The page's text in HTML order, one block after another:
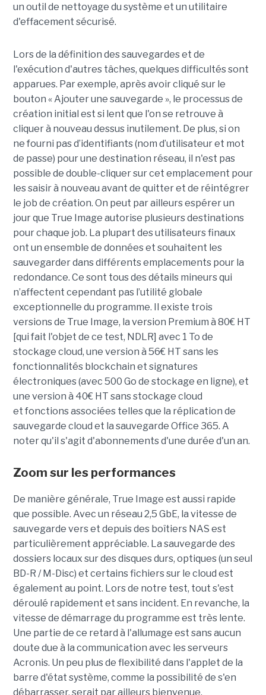
un outil de nettoyage du système et un utilitaire
d'effacement sécurisé.
Lors de la définition des sauvegardes et de
l'exécution d'autres tâches, quelques difficultés sont
apparues. Par exemple, après avoir cliqué sur le
bouton « Ajouter une sauvegarde », le processus de
création initial est si lent que l'on se retrouve à
cliquer à nouveau dessus inutilement. De plus, si on
ne fourni pas d’identifiants (nom d’utilisateur et mot
de passe) pour une destination réseau, il n'est pas
possible de double-cliquer sur cet emplacement pour
les saisir à nouveau avant de quitter et de réintégrer
le job de création. On peut par ailleurs espérer un
jour que True Image autorise plusieurs destinations
pour chaque job. La plupart des utilisateurs finaux
ont un ensemble de données et souhaitent les
sauvegarder dans différents emplacements pour la
redondance. Ce sont tous des détails mineurs qui
n’affectent cependant pas l’utilité globale
exceptionnelle du programme. Il existe trois
versions de True Image, la version Premium à 80€ HT
[qui fait l'objet de ce test, NDLR] avec 1 To de
stockage cloud, une version à 56€ HT sans les
fonctionnalités blockchain et signatures
électroniques (avec 500 Go de stockage en ligne), et
une version à 40€ HT sans stockage cloud
et fonctions associées telles que la réplication de
sauvegarde cloud et la sauvegarde Office 365. A
noter qu'il s'agit d'abonnements d'une durée d'un an.
Zoom sur les performances
De manière générale, True Image est aussi rapide
que possible. Avec un réseau 2,5 GbE, la vitesse de
sauvegarde vers et depuis des boîtiers NAS est
particulièrement appréciable. La sauvegarde des
dossiers locaux sur des disques durs, optiques (un seul
BD-R / M-Disc) et certains fichiers sur le cloud est
également au point. Lors de notre test, tout s'est
déroulé rapidement et sans incident. En revanche, la
vitesse de démarrage du programme est très lente.
Une partie de ce retard à l'allumage est sans aucun
doute due à la communication avec les serveurs
Acronis. Un peu plus de flexibilité dans l'applet de la
barre d'état système, comme la possibilité de s'en
débarrasser, serait par ailleurs bienvenue.